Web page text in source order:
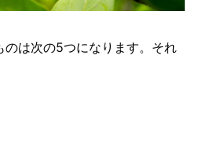
のは次の5つになります。それ